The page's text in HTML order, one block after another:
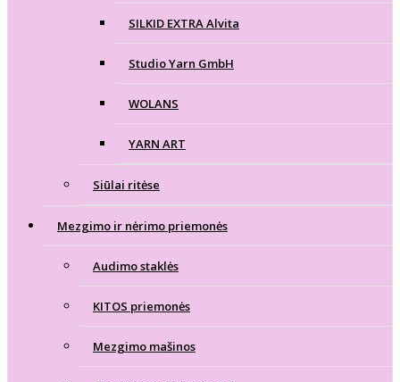
SILKID EXTRA Alvita
Studio Yarn GmbH
WOLANS
YARN ART
Siūlai ritėse
Mezgimo ir nėrimo priemonės
Audimo staklės
KITOS priemonės
Mezgimo mašinos